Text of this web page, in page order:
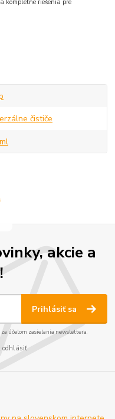
kompletné riešenia pre
čističe
akcie a
Prihlásiť sa
za účelom zasielania newslettera.
odhlásiť.